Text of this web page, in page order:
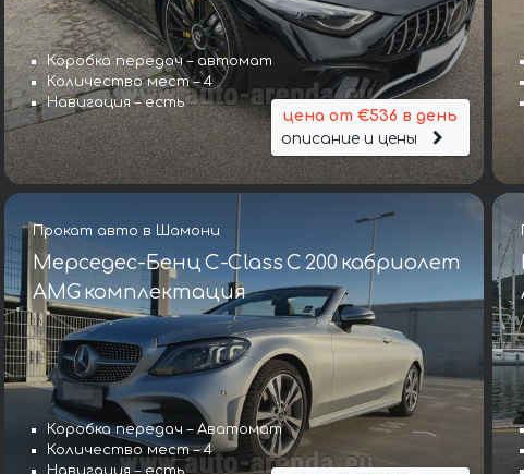
Коробка передач – автомат
Количество мест – 4
Навигация – есть
цена от €536 в день
описание и цены
Прокат авто в Шамони
Мерседес-Бенц C-Class C 200 кабриолет
AMG комплектация
Коробка передач – Аватомат
Количество мест – 4
Навигация – есть